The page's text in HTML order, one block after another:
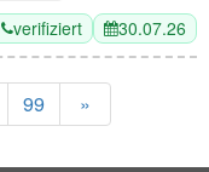
verifiziert 30.07.26
99 »